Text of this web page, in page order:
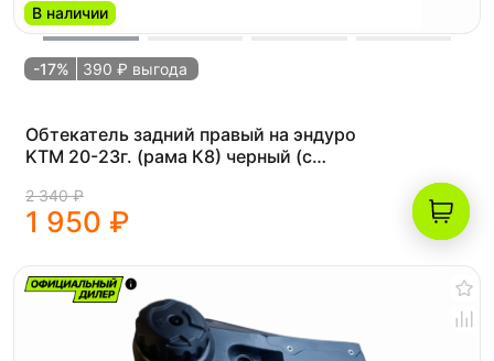
В наличии
-17% 390 ₽ выгода
Обтекатель задний правый на эндуро
KTM 20-23г. (рама К8) черный (с
2 340 ₽
1 950 ₽